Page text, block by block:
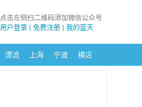
点击左侧扫二维码添加微信公众号
用户登录 | 免费注册 | 我的蓝天
漂流 上海 宁波 横店